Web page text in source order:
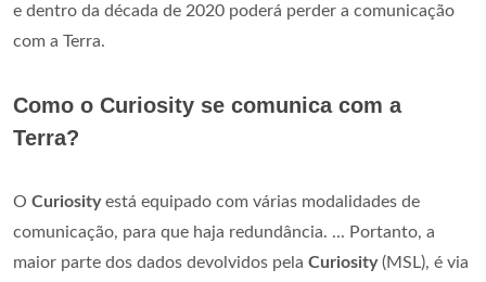
e dentro da década de 2020 poderá perder a comunicação
com a Terra.
Como o Curiosity se comunica com a
Terra?
O Curiosityestá equipado com várias modalidades de
comunicação, para que haja redundância. ... Portanto, a
maior parte dos dados devolvidos pela Curiosity(MSL), é via